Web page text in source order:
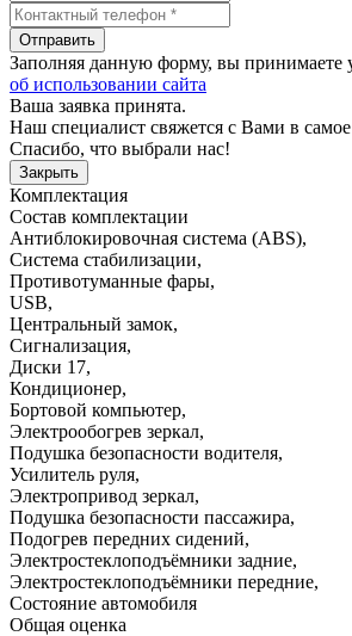
Отправить
Заполняя данную форму, вы принимаете
об использовании сайта
Ваша заявка принята.
Наш специалист свяжется с Вами в
Спасибо, что выбрали нас!
Закрыть
Комплектация
Состав комплектации
Антиблокировочная система (ABS),
Система стабилизации,
Противотуманные фары,
USB,
Центральный замок,
Сигнализация,
Диски 17,
Кондиционер,
Бортовой компьютер,
Электрообогрев зеркал,
Подушка безопасности водителя,
Усилитель руля,
Электропривод зеркал,
Подушка безопасности пассажира,
Подогрев передних сидений,
Электростеклоподъёмники задние,
Электростеклоподъёмники передние,
Состояние автомобиля
Общая оценка